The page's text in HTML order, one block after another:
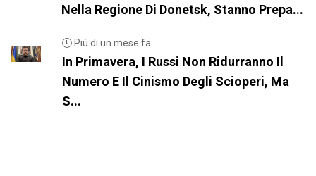
Nella Regione Di Donetsk, Stanno Prepa...
Più di un mese fa
In Primavera, I Russi Non Ridurranno Il
Numero E Il Cinismo Degli Scioperi, Ma
S...